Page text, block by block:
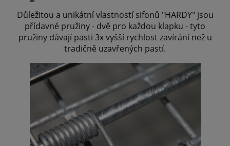
Důležitou a unikátní vlastností sifonů "HARDY" jsou
přídavné pružiny - dvě pro každou klapku - tyto
pružiny dávají pasti 3x vyšší rychlost zavírání než u
tradičně uzavřených pastí.